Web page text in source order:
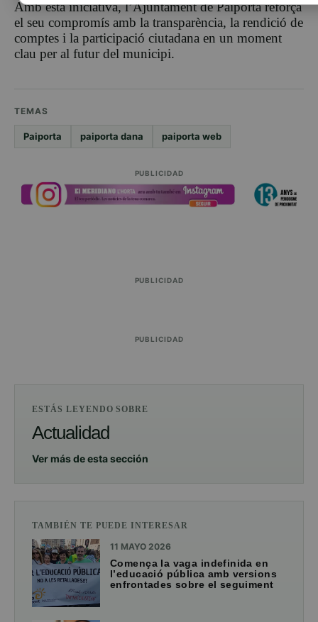
Amb esta iniciativa, l’Ajuntament de Paiporta reforça
el seu compromís amb la transparència, la rendició de
comptes i la participació ciutadana en un moment
clau per al futur del municipi.
TEMAS
Paiporta paiporta dana paiporta web
PUBLICIDAD
PUBLICIDAD
PUBLICIDAD
ESTÁS LEYENDO SOBRE
Actualidad
Ver más de esta sección
TAMBIÉN TE PUEDE INTERESAR
11 MAYO 2026
Comença la vaga indefinida en
l’educació pública amb versions
enfrontades sobre el seguiment